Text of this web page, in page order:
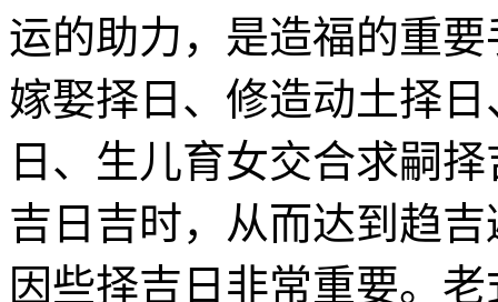
运的助力，是造福的重
嫁娶择日、修造动土择
日、生儿育女交合求嗣
吉日吉时，从而达到趋
因些择吉日非常重要。